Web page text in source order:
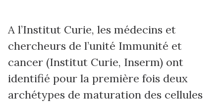
A l’Institut Curie, les médecins et
chercheurs de l’unité Immunité et
cancer (Institut Curie, Inserm) ont
identifié pour la première fois deux
archétypes de maturation des cellules